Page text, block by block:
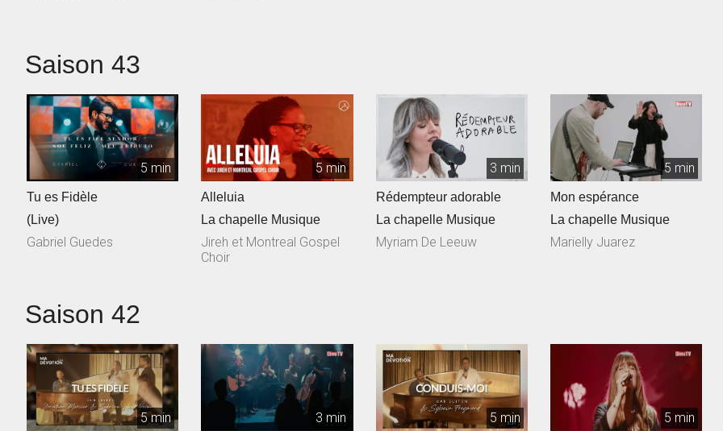
Saison 43
5 min
Tu es Fidèle
(Live)
Gabriel Guedes
5 min
Alleluia
La chapelle Musique
Jireh et Montreal Gospel
Choir
3 min
Rédempteur adorable
La chapelle Musique
Myriam De Leeuw
5 min
Mon espérance
La chapelle Musique
Marielly Juarez
Saison 42
5 min 3 min 5 min 5 min